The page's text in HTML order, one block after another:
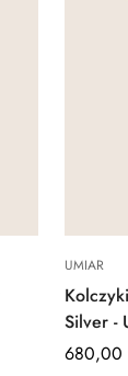
UMIAR
Silver -
Regular
680,00